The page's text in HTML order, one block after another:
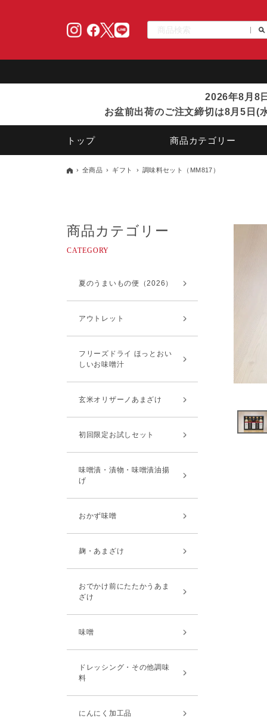
2026年8月8
お盆前出荷のご注文締切は8月5日(
トップ 商品カテゴリー
全商品 ギフト 調味料セット（MM817）
商品カテゴリー
夏のうまいもの便（2026）
アウトレット
フリーズドライ ほっとおい
しいお味噌汁
玄米オリザーノあまざけ
初回限定お試しセット
味噌漬・漬物・味噌漬油揚
げ
おかず味噌
麹・あまざけ
おでかけ前にたたかうあま
ざけ
味噌
ドレッシング・その他調味
料
にんにく加工品